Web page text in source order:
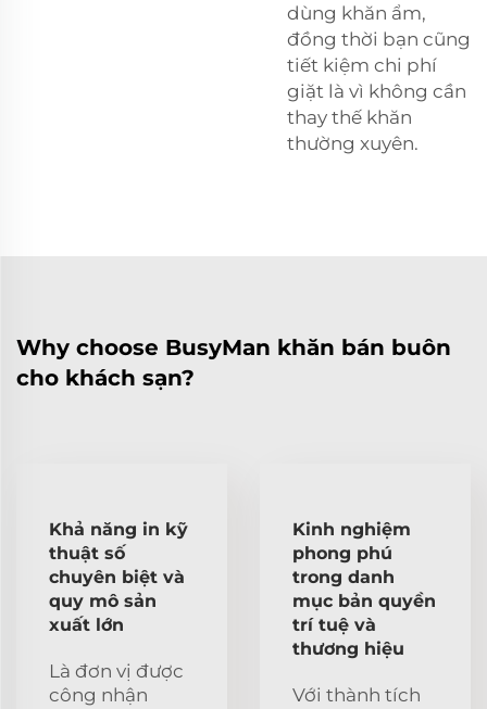
dùng khăn ẩm,
đồng thời bạn cũng
tiết kiệm chi phí
giặt là vì không cần
thay thế khăn
thường xuyên.
Why choose BusyMan khăn bán buôn
cho khách sạn?
Khả năng in kỹ
thuật số
chuyên biệt và
quy mô sản
xuất lớn
Là đơn vị được
công nhận
Kinh nghiệm
phong phú
trong danh
mục bản quyền
trí tuệ và
thương hiệu
Với thành tích